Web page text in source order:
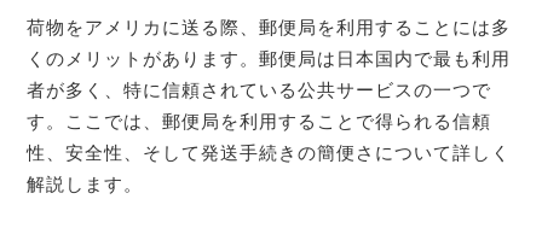
荷物をアメリカに送る際、郵便局を利用することには多
くのメリットがあります。郵便局は日本国内で最も利用
者が多く、特に信頼されている公共サービスの一つで
す。ここでは、郵便局を利用することで得られる信頼
性、安全性、そして発送手続きの簡便さについて詳しく
解説します。